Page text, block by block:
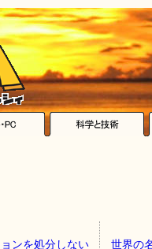
ンを処分しない
世界の